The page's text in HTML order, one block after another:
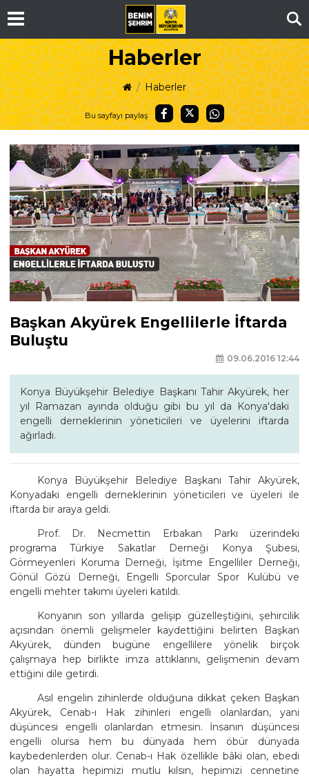
Haberler
Haberler
Bu sayfayı paylaş
Başkan Akyürek Engellilerle İftarda
Buluştu
09.06.2016 12:44
Konya Büyükşehir Belediye Başkanı Tahir Akyürek, her
yıl Ramazan ayında olduğu gibi bu yıl da Konya'daki
engelli derneklerinin yöneticileri ve üyelerini iftarda
ağırladı.
Konya Büyükşehir Belediye Başkanı Tahir Akyürek,
Konyadaki engelli derneklerinin yöneticileri ve üyeleri ile
iftarda bir araya geldi.
Prof. Dr. Necmettin Erbakan Parkı üzerindeki
programa Türkiye Sakatlar Derneği Konya Şubesi,
Görmeyenleri Koruma Derneği, İşitme Engelliler Derneği,
Gönül Gözü Derneği, Engelli Sporcular Spor Kulübü ve
engelli mehter takımı üyeleri katıldı.
Konyanın son yıllarda gelişip güzelleştiğini, şehircilik
açısından önemli gelişmeler kaydettiğini belirten Başkan
Akyürek, dünden bugüne engellilere yönelik birçok
çalışmaya hep birlikte imza attıklarını, gelişmenin devam
ettiğini dile getirdi.
Asıl engelin zihinlerde olduğuna dikkat çeken Başkan
Akyürek, Cenab-ı Hak zihinleri engelli olanlardan, yani
düşüncesi engelli olanlardan etmesin. İnsanın düşüncesi
engelli olursa hem bu dünyada hem öbür dünyada
kaybedenlerden olur. Cenab-ı Hak özellikle bâki olan, ebedi
olan hayatta hepimizi mutlu kılsın, hepimizi cennetine